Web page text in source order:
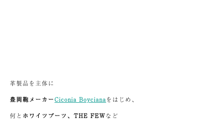
革製品を主体に
豊岡鞄メーカーCiconia Boycianaをはじめ、
何と ホワイツブーツ、THE FEWなど